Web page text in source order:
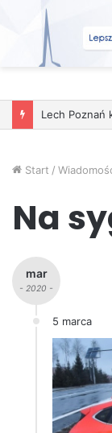
Wróżby –
Start /
Na
mar
- 2020 -
5 marca